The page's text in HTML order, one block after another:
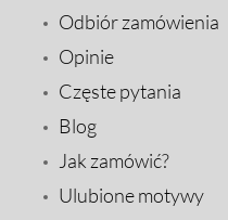
Odbiór zamówienia
Opinie
Częste pytania
Blog
Jak zamówić?
Ulubione motywy